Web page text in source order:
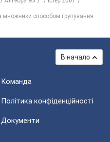
множники способом групування
В начало
Команда
Політика конфіденційності
Документи